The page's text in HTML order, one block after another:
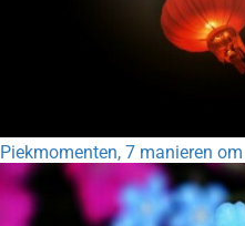
Piekmomenten, 7 manieren